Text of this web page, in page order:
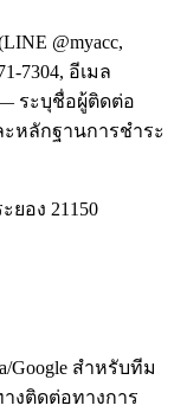
@myacc,
7304, อีเมล
ระบุชื่อผู้ติดต่อ
ะหลักฐานการชำระ
ยอง 21150
สำหรับทีม
งติดต่อทางการ